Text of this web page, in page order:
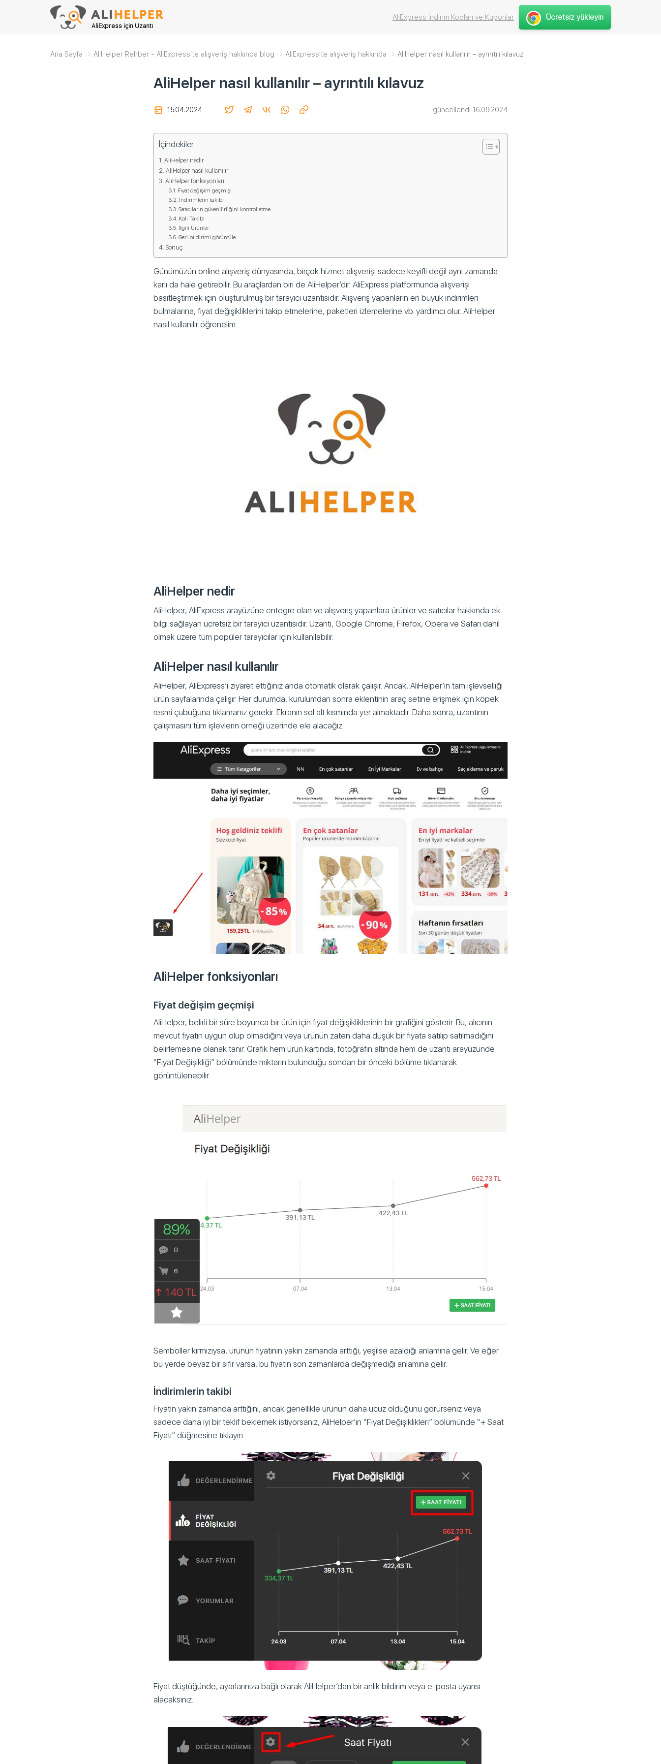
AliExpress için Uzantı
AliExpress İndirim Kodları ve Kuponlar Ücretsiz yükleyin
Ana Sayfa AliHelper Rehber - AliExpress'te alışveriş hakkında blog AliExpress'te alışveriş hakkında AliHelper nasıl kullanılır – ayrıntılı kılavuz
AliHelper nasıl kullanılır – ayrıntılı kılavuz
15.04.2024 güncellendi 16.09.2024
İçindekiler
AliHelper nedir
AliHelper nasıl kullanılır
AliHelper fonksiyonları
Fiyat değişim geçmişi
İndirimlerin takibi
Satıcıların güvenilirliğini kontrol etme
Koli Takibi
İlgili Ürünler
Geri bildirimi görüntüle
Sonuç
Günümüzün online alışveriş dünyasında, birçok hizmet alışverişi sadece keyifli değil aynı zamanda
karlı da hale getirebilir. Bu araçlardan biri de AliHelper’dır. AliExpress platformunda alışverişi
basitleştirmek için oluşturulmuş bir tarayıcı uzantısıdır. Alışveriş yapanların en büyük indirimleri
bulmalarına, fiyat değişikliklerini takip etmelerine, paketleri izlemelerine vb. yardımcı olur. AliHelper
nasıl kullanılır öğrenelim.
AliHelper nedir
AliHelper, AliExpress arayüzüne entegre olan ve alışveriş yapanlara ürünler ve satıcılar hakkında ek
bilgi sağlayan ücretsiz bir tarayıcı uzantısıdır. Uzantı, Google Chrome, Firefox, Opera ve Safari dahil
olmak üzere tüm popüler tarayıcılar için kullanılabilir.
AliHelper nasıl kullanılır
AliHelper, AliExpress’i ziyaret ettiğiniz anda otomatik olarak çalışır. Ancak, AliHelper’ın tam işlevselliği
ürün sayfalarında çalışır. Her durumda, kurulumdan sonra eklentinin araç setine erişmek için köpek
resmi çubuğuna tıklamanız gerekir. Ekranın sol alt kısmında yer almaktadır. Daha sonra, uzantının
çalışmasını tüm işlevlerin örneği üzerinde ele alacağız.
AliHelper fonksiyonları
Fiyat değişim geçmişi
AliHelper, belirli bir süre boyunca bir ürün için fiyat değişikliklerinin bir grafiğini gösterir. Bu, alıcının
mevcut fiyatın uygun olup olmadığını veya ürünün zaten daha düşük bir fiyata satılıp satılmadığını
belirlemesine olanak tanır. Grafik hem ürün kartında, fotoğrafın altında hem de uzantı arayüzünde
“Fiyat Değişikliği” bölümünde miktarın bulunduğu sondan bir önceki bölüme tıklanarak
görüntülenebilir.
Semboller kırmızıysa, ürünün fiyatının yakın zamanda arttığı, yeşilse azaldığı anlamına gelir. Ve eğer
bu yerde beyaz bir sıfır varsa, bu fiyatın son zamanlarda değişmediği anlamına gelir.
İndirimlerin takibi
Fiyatın yakın zamanda arttığını, ancak genellikle ürünün daha ucuz olduğunu görürseniz veya
sadece daha iyi bir teklif beklemek istiyorsanız, AliHelper’ın “Fiyat Değişiklikleri” bölümünde “+ Saat
Fiyatı” düğmesine tıklayın.
Fiyat düştüğünde, ayarlarınıza bağlı olarak AliHelper’dan bir anlık bildirim veya e-posta uyarısı
alacaksınız.